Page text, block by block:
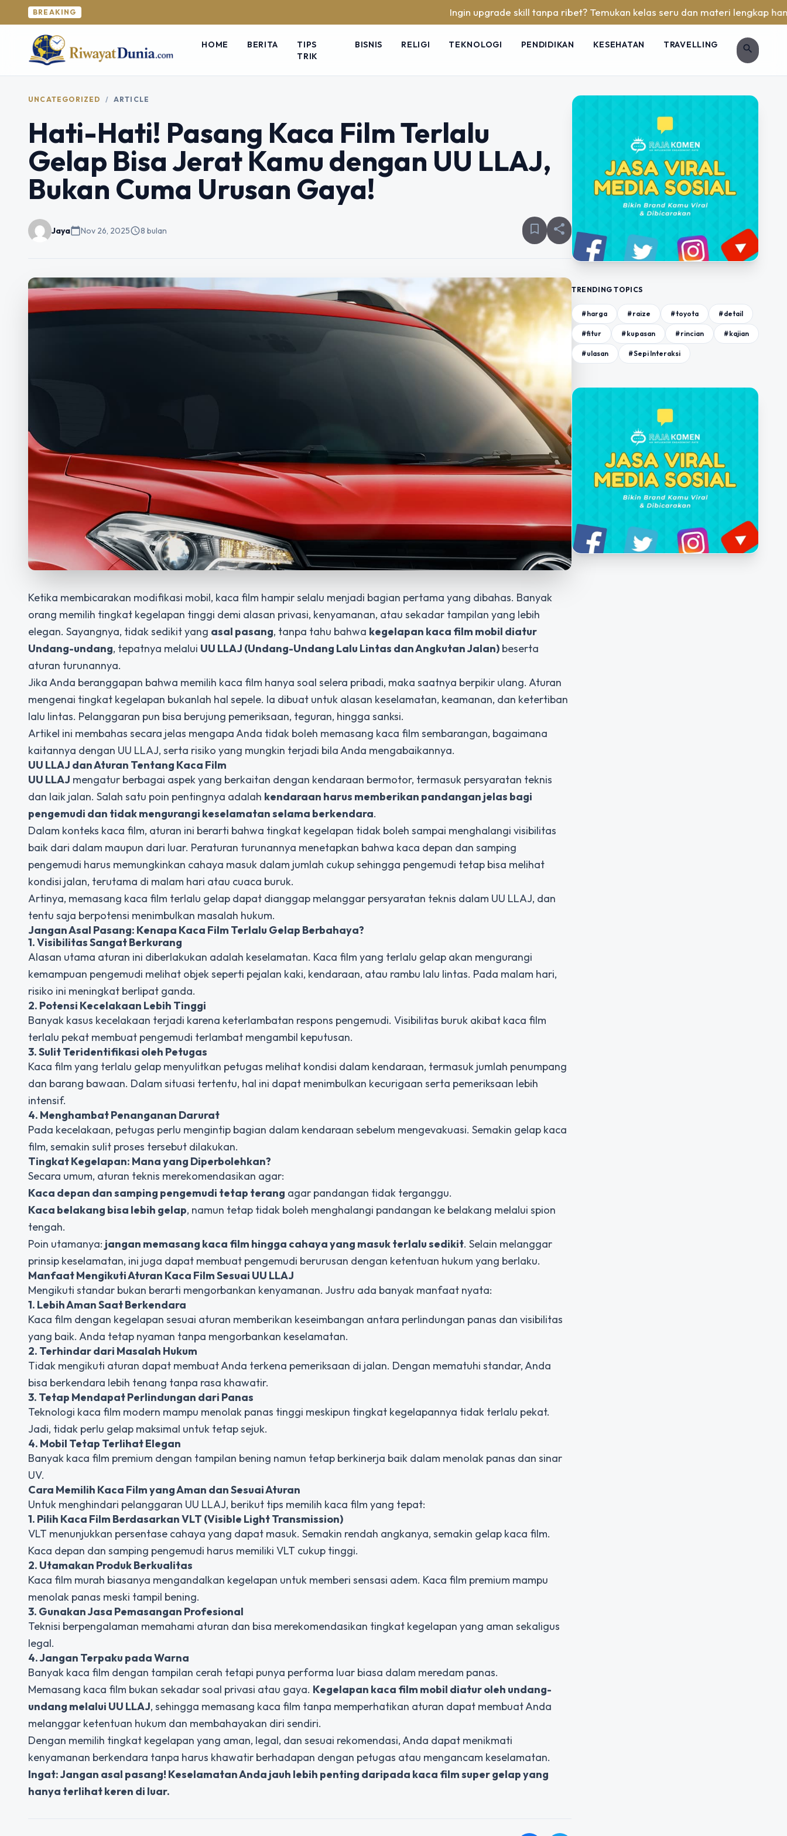
BREAKING Ingin upgrade skill tanpa ribet? Temukan kelas seru dan materi lengkap hanya di
HOME BERITA
TIPS
TRIK
BISNIS RELIGI TEKNOLOGI PENDIDIKAN KESEHATAN TRAVELLING search
UNCATEGORIZED / ARTICLE
Hati-Hati! Pasang Kaca Film Terlalu
Gelap Bisa Jerat Kamu dengan UU LLAJ,
Bukan Cuma Urusan Gaya!
Jayacalendar_todayNov 26, 2025schedule8 bulan bookmark_border share
Ketika membicarakan modifikasi mobil, kaca film hampir selalu menjadi bagian pertama yang dibahas. Banyak
orang memilih tingkat kegelapan tinggi demi alasan privasi, kenyamanan, atau sekadar tampilan yang lebih
elegan. Sayangnya, tidak sedikit yang asal pasang, tanpa tahu bahwa kegelapan kaca film mobil diatur
Undang-undang, tepatnya melalui UU LLAJ (Undang-Undang Lalu Lintas dan Angkutan Jalan) beserta
aturan turunannya.
Jika Anda beranggapan bahwa memilih kaca film hanya soal selera pribadi, maka saatnya berpikir ulang. Aturan
mengenai tingkat kegelapan bukanlah hal sepele. Ia dibuat untuk alasan keselamatan, keamanan, dan ketertiban
lalu lintas. Pelanggaran pun bisa berujung pemeriksaan, teguran, hingga sanksi.
Artikel ini membahas secara jelas mengapa Anda tidak boleh memasang kaca film sembarangan, bagaimana
kaitannya dengan UU LLAJ, serta risiko yang mungkin terjadi bila Anda mengabaikannya.
UU LLAJ dan Aturan Tentang Kaca Film
UU LLAJ mengatur berbagai aspek yang berkaitan dengan kendaraan bermotor, termasuk persyaratan teknis
dan laik jalan. Salah satu poin pentingnya adalah kendaraan harus memberikan pandangan jelas bagi
pengemudi dan tidak mengurangi keselamatan selama berkendara.
Dalam konteks kaca film, aturan ini berarti bahwa tingkat kegelapan tidak boleh sampai menghalangi visibilitas
baik dari dalam maupun dari luar. Peraturan turunannya menetapkan bahwa kaca depan dan samping
pengemudi harus memungkinkan cahaya masuk dalam jumlah cukup sehingga pengemudi tetap bisa melihat
kondisi jalan, terutama di malam hari atau cuaca buruk.
Artinya, memasang kaca film terlalu gelap dapat dianggap melanggar persyaratan teknis dalam UU LLAJ, dan
tentu saja berpotensi menimbulkan masalah hukum.
Jangan Asal Pasang: Kenapa Kaca Film Terlalu Gelap Berbahaya?
1. Visibilitas Sangat Berkurang
Alasan utama aturan ini diberlakukan adalah keselamatan. Kaca film yang terlalu gelap akan mengurangi
kemampuan pengemudi melihat objek seperti pejalan kaki, kendaraan, atau rambu lalu lintas. Pada malam hari,
risiko ini meningkat berlipat ganda.
2. Potensi Kecelakaan Lebih Tinggi
Banyak kasus kecelakaan terjadi karena keterlambatan respons pengemudi. Visibilitas buruk akibat kaca film
terlalu pekat membuat pengemudi terlambat mengambil keputusan.
3. Sulit Teridentifikasi oleh Petugas
Kaca film yang terlalu gelap menyulitkan petugas melihat kondisi dalam kendaraan, termasuk jumlah penumpang
dan barang bawaan. Dalam situasi tertentu, hal ini dapat menimbulkan kecurigaan serta pemeriksaan lebih
intensif.
4. Menghambat Penanganan Darurat
Pada kecelakaan, petugas perlu mengintip bagian dalam kendaraan sebelum mengevakuasi. Semakin gelap kaca
film, semakin sulit proses tersebut dilakukan.
Tingkat Kegelapan: Mana yang Diperbolehkan?
Secara umum, aturan teknis merekomendasikan agar:
Kaca depan dan samping pengemudi tetap terang agar pandangan tidak terganggu.
Kaca belakang bisa lebih gelap, namun tetap tidak boleh menghalangi pandangan ke belakang melalui spion
tengah.
Poin utamanya: jangan memasang kaca film hingga cahaya yang masuk terlalu sedikit. Selain melanggar
prinsip keselamatan, ini juga dapat membuat pengemudi berurusan dengan ketentuan hukum yang berlaku.
Manfaat Mengikuti Aturan Kaca Film Sesuai UU LLAJ
Mengikuti standar bukan berarti mengorbankan kenyamanan. Justru ada banyak manfaat nyata:
1. Lebih Aman Saat Berkendara
Kaca film dengan kegelapan sesuai aturan memberikan keseimbangan antara perlindungan panas dan visibilitas
yang baik. Anda tetap nyaman tanpa mengorbankan keselamatan.
2. Terhindar dari Masalah Hukum
Tidak mengikuti aturan dapat membuat Anda terkena pemeriksaan di jalan. Dengan mematuhi standar, Anda
bisa berkendara lebih tenang tanpa rasa khawatir.
3. Tetap Mendapat Perlindungan dari Panas
Teknologi kaca film modern mampu menolak panas tinggi meskipun tingkat kegelapannya tidak terlalu pekat.
Jadi, tidak perlu gelap maksimal untuk tetap sejuk.
4. Mobil Tetap Terlihat Elegan
Banyak kaca film premium dengan tampilan bening namun tetap berkinerja baik dalam menolak panas dan sinar
UV.
Cara Memilih Kaca Film yang Aman dan Sesuai Aturan
Untuk menghindari pelanggaran UU LLAJ, berikut tips memilih kaca film yang tepat:
1. Pilih Kaca Film Berdasarkan VLT (Visible Light Transmission)
VLT menunjukkan persentase cahaya yang dapat masuk. Semakin rendah angkanya, semakin gelap kaca film.
Kaca depan dan samping pengemudi harus memiliki VLT cukup tinggi.
2. Utamakan Produk Berkualitas
Kaca film murah biasanya mengandalkan kegelapan untuk memberi sensasi adem. Kaca film premium mampu
menolak panas meski tampil bening.
3. Gunakan Jasa Pemasangan Profesional
Teknisi berpengalaman memahami aturan dan bisa merekomendasikan tingkat kegelapan yang aman sekaligus
legal.
4. Jangan Terpaku pada Warna
Banyak kaca film dengan tampilan cerah tetapi punya performa luar biasa dalam meredam panas.
Memasang kaca film bukan sekadar soal privasi atau gaya. Kegelapan kaca film mobil diatur oleh undang-
undang melalui UU LLAJ, sehingga memasang kaca film tanpa memperhatikan aturan dapat membuat Anda
melanggar ketentuan hukum dan membahayakan diri sendiri.
Dengan memilih tingkat kegelapan yang aman, legal, dan sesuai rekomendasi, Anda dapat menikmati
kenyamanan berkendara tanpa harus khawatir berhadapan dengan petugas atau mengancam keselamatan.
Ingat: Jangan asal pasang! Keselamatan Anda jauh lebih penting daripada kaca film super gelap yang
hanya terlihat keren di luar.
TRENDING TOPICS
#harga #raize #toyota #detail
#fitur #kupasan #rincian #kajian
#ulasan #Sepi Interaksi